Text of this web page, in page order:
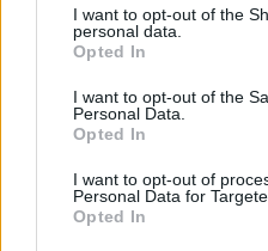
I want to opt-out of the
personal data.
Opted In
I want to opt-out of the
Personal Data.
Opted In
I want to opt-out of
Personal Data for
Opted In
Tačiau medikams jo
nepavyko. Vyriškiui
konstatuota mirtis.
Pirminiais
Moldovos